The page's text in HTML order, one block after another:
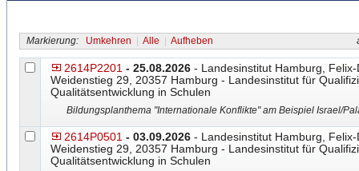
Markierung: Umkehren Alle Aufheben
2614P2201 - 25.08.2026 - Landesinstitut Hamburg,
Weidenstieg 29, 20357 Hamburg - Landesinstitut für
Qualitätsentwicklung in Schulen
Bildungsplanthema "Internationale Konflikte" am Beispiel Israel/
2614P0501 - 03.09.2026 - Landesinstitut Hamburg,
Weidenstieg 29, 20357 Hamburg - Landesinstitut für
Qualitätsentwicklung in Schulen